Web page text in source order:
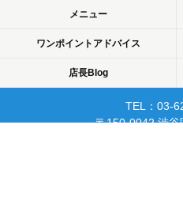
メニュー
ワンポイントアドバイス
店長Blog
TEL：03-
〒150-0042 渋